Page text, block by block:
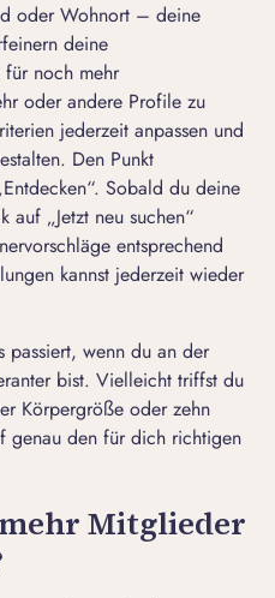
oder Wohnort – deine
deine
für noch mehr
oder andere Profile zu
jederzeit anpassen und
Den Punkt
Sobald du deine
auf „Jetzt neu suchen“
entsprechend
kannst jederzeit wieder
passiert, wenn du an der
bist. Vielleicht triffst du
Körpergröße oder zehn
genau den für dich richtigen
Mitglieder